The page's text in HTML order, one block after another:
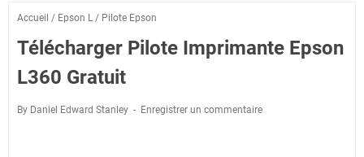
Accueil / Epson L / Pilote Epson
Télécharger Pilote Imprimante Epson
L360 Gratuit
By Daniel Edward Stanley Enregistrer un commentaire